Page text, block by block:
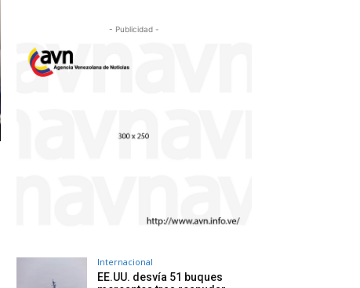
- Publicidad -
Internacional
EE.UU. desvía 51 buques